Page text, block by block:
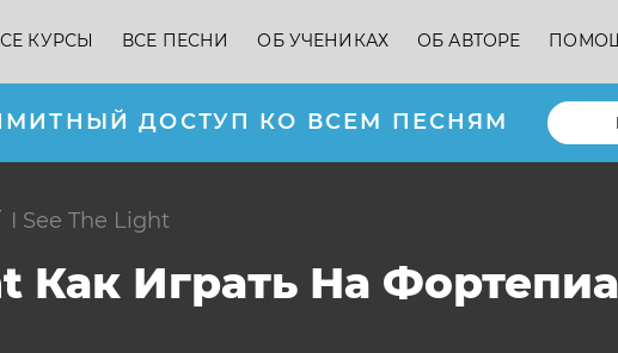
КУРСЫ ВСЕ ПЕСНИ ОБ УЧЕНИКАХ ОБ АВТОРЕ
ДОСТУП КО ВСЕМ ПЕСНЯМ
I See The Light
Как Играть На